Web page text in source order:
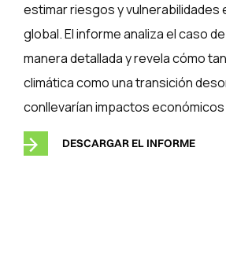
estimar riesgos y vulnerabilidades
global. El informe analiza el caso
manera detallada y revela cómo
climática como una transición
conllevarían impactos
DESCARGAR EL INFORME